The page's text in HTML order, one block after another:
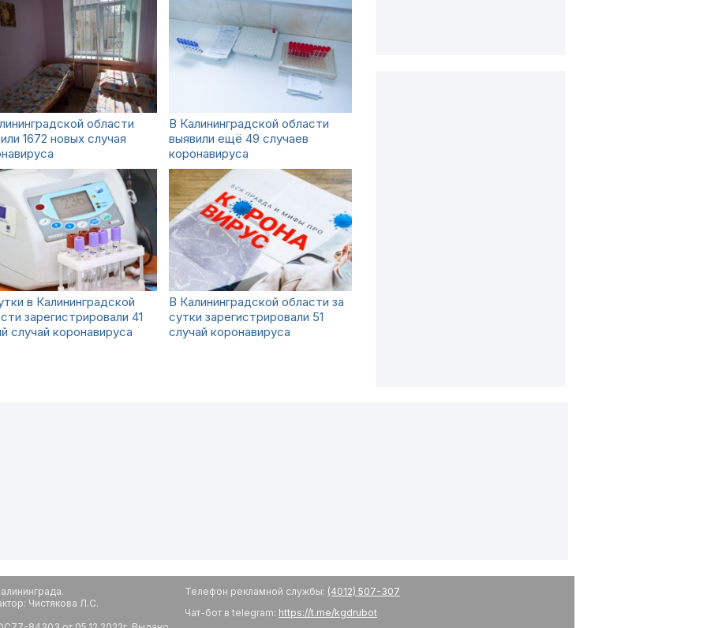
области
1672 новых случая
В Калининградской области
выявили ещё 49 случаев
коронавируса
в Калининградской
зарегистрировали 41
случай коронавируса
В Калининградской области за
сутки зарегистрировали 51
случай коронавируса
Чистякова Л.С.
Телефон рекламной службы: (4012) 507-307
Чат-бот в telegram: https://t.me/kgdrubot